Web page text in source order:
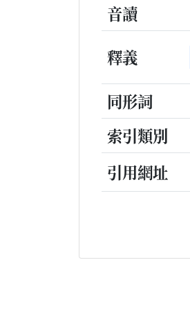
音讀
釋義
同形詞
索引類別
引用網址